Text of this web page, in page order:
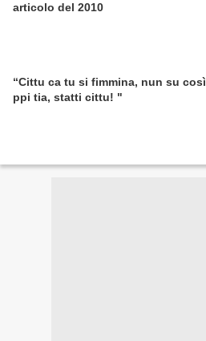
articolo del 2010
“Cittu ca tu si fimmina, nun su così
ppi tia, statti cittu! "